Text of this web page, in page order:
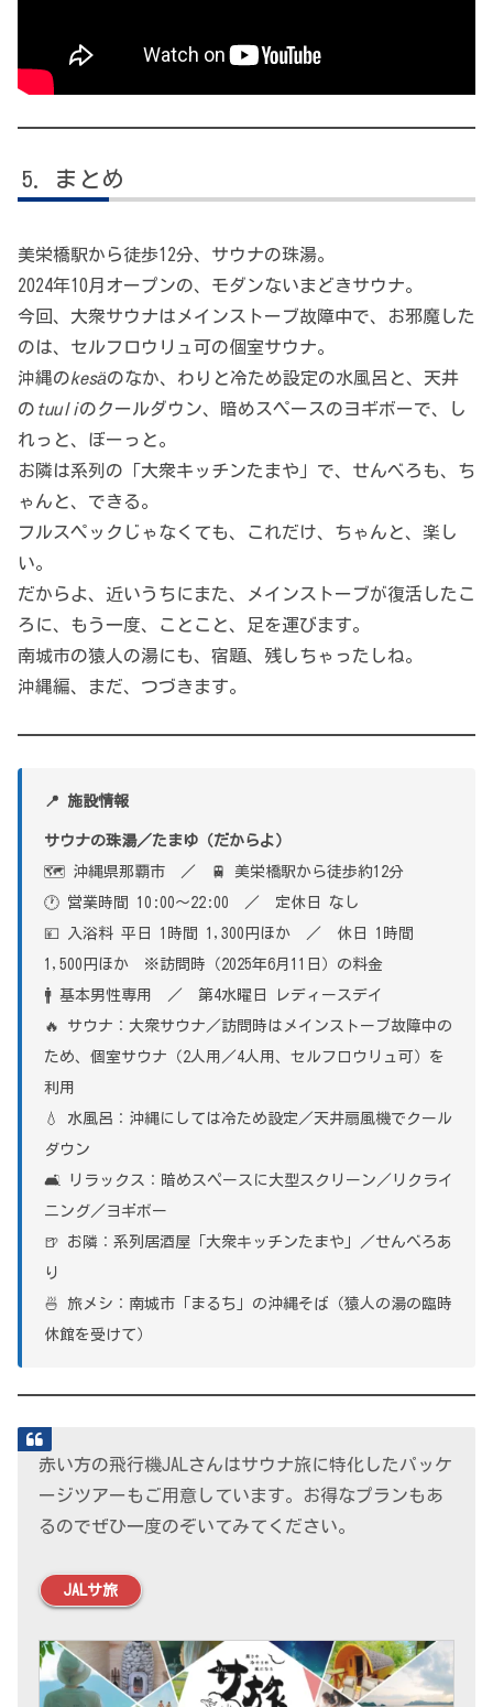
まとめ
美栄橋駅から徒歩12分、サウナの珠湯。
2024年10月オープンの、モダンないまどきサウナ。
今回、大衆サウナはメインストーブ故障中で、お邪魔した
のは、セルフロウリュ可の個室サウナ。
沖縄のkesäのなか、わりと冷ため設定の水風呂と、天井
の tuuliのクールダウン、暗めスペースのヨギボーで、し
れっと、ぼーっと。
お隣は系列の「大衆キッチンたまや」で、せんべろも、ち
ゃんと、できる。
フルスペックじゃなくても、これだけ、ちゃんと、楽し
い。
だからよ、近いうちにまた、メインストーブが復活したこ
ろに、もう一度、ことこと、足を運びます。
南城市の猿人の湯にも、宿題、残しちゃったしね。
沖縄編、まだ、つづきます。
📍 施設情報
サウナの珠湯／たまゆ（だからよ）
🗺 沖縄県那覇市 ／ 🚆 美栄橋駅から徒歩約12分
🕐 営業時間 10:00〜22:00 ／ 定休日 なし
💴 入浴料 平日 1時間 1,300円ほか ／ 休日 1時間
1,500円ほか ※訪問時（2025年6月11日）の料金
🚹 基本男性専用 ／ 第4水曜日 レディースデイ
🔥 サウナ：大衆サウナ／訪問時はメインストーブ故障中の
ため、個室サウナ（2人用／4人用、セルフロウリュ可）を
利用
💧 水風呂：沖縄にしては冷ため設定／天井扇風機でクール
ダウン
🛋 リラックス：暗めスペースに大型スクリーン／リクライ
ニング／ヨギボー
🍺 お隣：系列居酒屋「大衆キッチンたまや」／せんべろあ
り
🍜 旅メシ：南城市「まるち」の沖縄そば（猿人の湯の臨時
休館を受けて）
赤い方の飛行機JALさんはサウナ旅に特化したパッケ
ージツアーもご用意しています。お得なプランもあ
るのでぜひ一度のぞいてみてください。
JALサ旅